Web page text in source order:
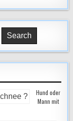
Hund oder
Mann mit